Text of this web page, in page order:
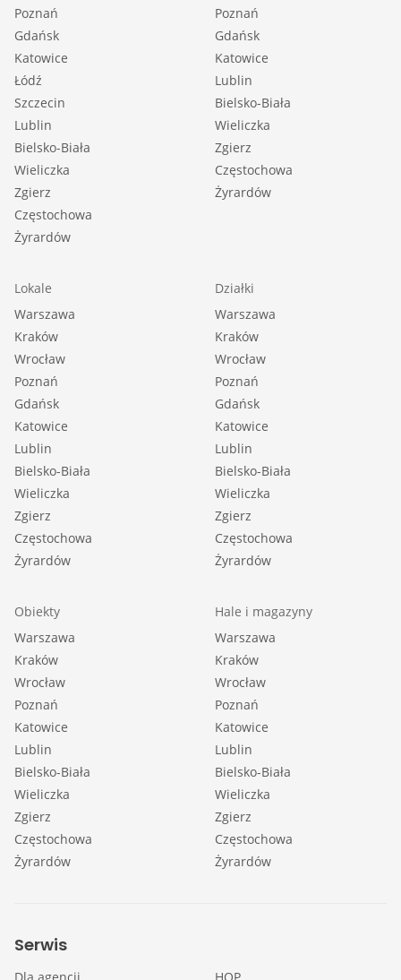
Poznań
Gdańsk
Katowice
Łódź
Szczecin
Lublin
Bielsko-Biała
Wieliczka
Zgierz
Częstochowa
Żyrardów
Poznań
Gdańsk
Katowice
Lublin
Bielsko-Biała
Wieliczka
Zgierz
Częstochowa
Żyrardów
Lokale
Warszawa
Kraków
Wrocław
Poznań
Gdańsk
Katowice
Lublin
Bielsko-Biała
Wieliczka
Zgierz
Częstochowa
Żyrardów
Działki
Warszawa
Kraków
Wrocław
Poznań
Gdańsk
Katowice
Lublin
Bielsko-Biała
Wieliczka
Zgierz
Częstochowa
Żyrardów
Obiekty
Warszawa
Kraków
Wrocław
Poznań
Katowice
Lublin
Bielsko-Biała
Wieliczka
Zgierz
Częstochowa
Żyrardów
Hale i magazyny
Warszawa
Kraków
Wrocław
Poznań
Katowice
Lublin
Bielsko-Biała
Wieliczka
Zgierz
Częstochowa
Żyrardów
Serwis